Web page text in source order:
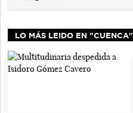
LO MÁS LEIDO EN "CUENCA"